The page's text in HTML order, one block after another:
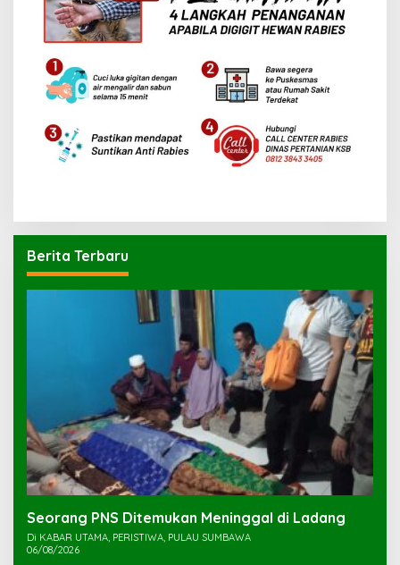
Berita Terbaru
Seorang PNS Ditemukan Meninggal di Ladang
Di KABAR UTAMA, PERISTIWA, PULAU SUMBAWA
06/08/2026